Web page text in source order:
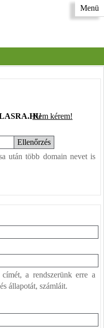
Menü
Nem kérem!
után több domain nevet is
a rendszerünk erre a
állapotát, számláit.